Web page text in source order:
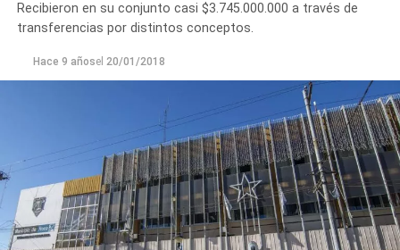
Recibieron en su conjunto casi $3.745.000.000 a través de
transferencias por distintos conceptos.
Hace 9 añosel 20/01/2018